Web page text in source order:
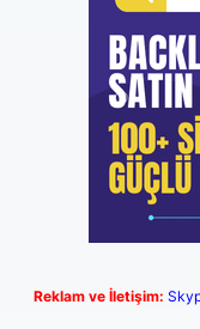
Reklam ve İletişim: